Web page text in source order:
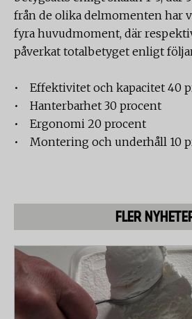
från de olika delmomenten har
fyra huvudmoment, där
påverkat totalbetyget enligt
• Effektivitet och kapacitet 40
• Hanterbarhet 30 procent
• Ergonomi 20 procent
• Montering och underhåll 10
FLER